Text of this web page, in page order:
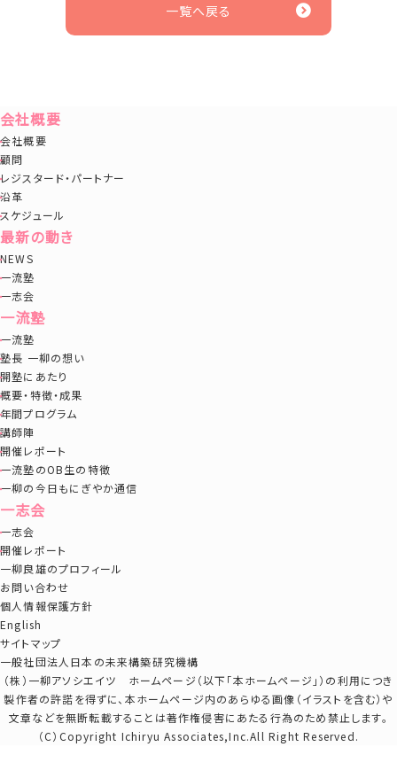
一覧へ戻る
会社概要
会社概要
顧問
レジスタード・パートナー
沿革
スケジュール
最新の動き
NEWS
一流塾
一志会
一流塾
一流塾
塾長 一柳の想い
開塾にあたり
概要・特徴・成果
年間プログラム
講師陣
開催レポート
一流塾のOB生の特徴
一柳の今日もにぎやか通信
一志会
一志会
開催レポート
一柳良雄のプロフィール
お問い合わせ
個人情報保護方針
English
サイトマップ
一般社団法人日本の未来構築研究機構
（株）一柳アソシエイツ ホームページ（以下「本ホームページ」）の利用につき
製作者の許諾を得ずに、本ホームページ内のあらゆる画像（イラストを含む）や
文章などを無断転載することは著作権侵害にあたる行為のため禁止します。
（C）Copyright Ichiryu Associates,Inc.All Right Reserved.